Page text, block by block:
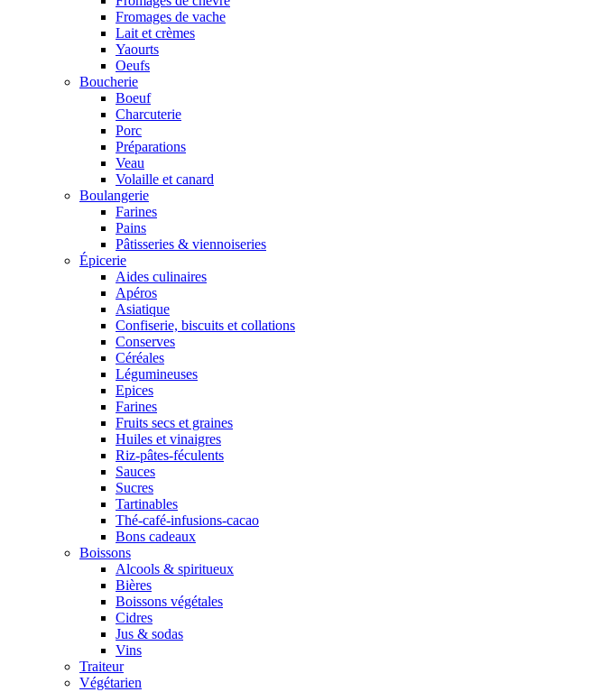
Fromages de vache
Lait et crèmes
Yaourts
Oeufs
Boucherie
Boeuf
Charcuterie
Porc
Préparations
Veau
Volaille et canard
Boulangerie
Farines
Pains
Pâtisseries & viennoiseries
Épicerie
Aides culinaires
Apéros
Asiatique
Confiserie, biscuits et collations
Conserves
Céréales
Légumineuses
Epices
Farines
Fruits secs et graines
Huiles et vinaigres
Riz-pâtes-féculents
Sauces
Sucres
Tartinables
Thé-café-infusions-cacao
Bons cadeaux
Boissons
Alcools & spiritueux
Bières
Boissons végétales
Cidres
Jus & sodas
Vins
Traiteur
Végétarien